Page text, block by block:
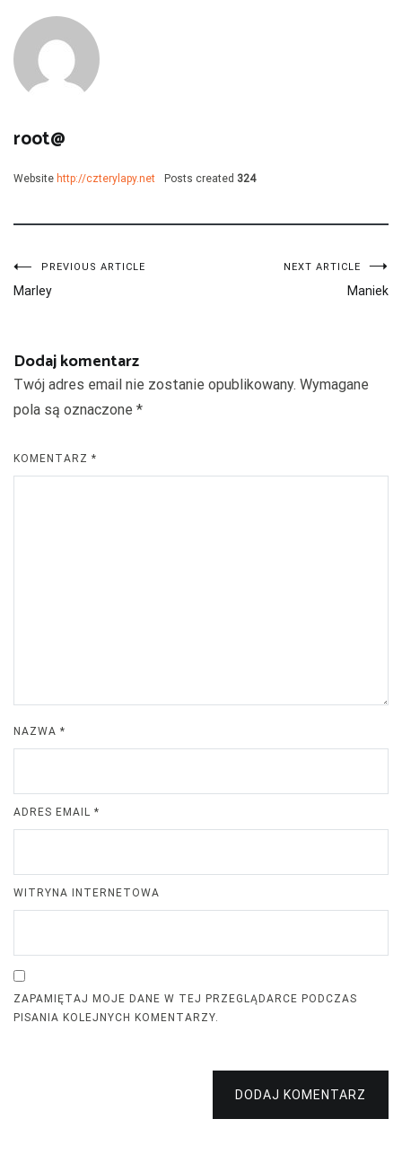
root@
Website http://czterylapy.net Posts created 324
Nawigacja
PREVIOUS ARTICLE
Marley
NEXT ARTICLE
Maniek
Dodaj komentarz
Twój adres email nie zostanie opublikowany. Wymagane
pola są oznaczone *
KOMENTARZ *
NAZWA *
ADRES EMAIL *
WITRYNA INTERNETOWA
ZAPAMIĘTAJ MOJE DANE W TEJ PRZEGLĄDARCE PODCZAS
PISANIA KOLEJNYCH KOMENTARZY.
DODAJ KOMENTARZ